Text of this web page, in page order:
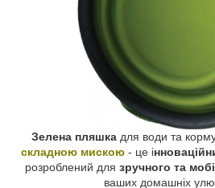
Зелена пляшка для води та
складною мискою- це і
розроблений для зручного та
ваших домашніх